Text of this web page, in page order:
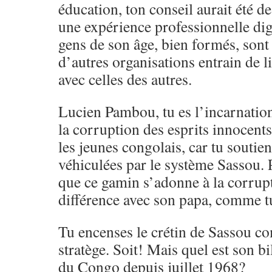
éducation, ton conseil aurait été
une expérience professionnelle
gens de son âge, bien formés,
d’autres organisations entrain de
avec celles des autres.
Lucien Pambou, tu es
la corruption des esprits
les jeunes congolais, car tu
véhiculées par le système
que ce gamin s’adonne à la
différence avec son papa, comme
Tu encenses le crétin de Sassou
stratège. Soit! Mais quel est son
du Congo depuis juillet 1968?